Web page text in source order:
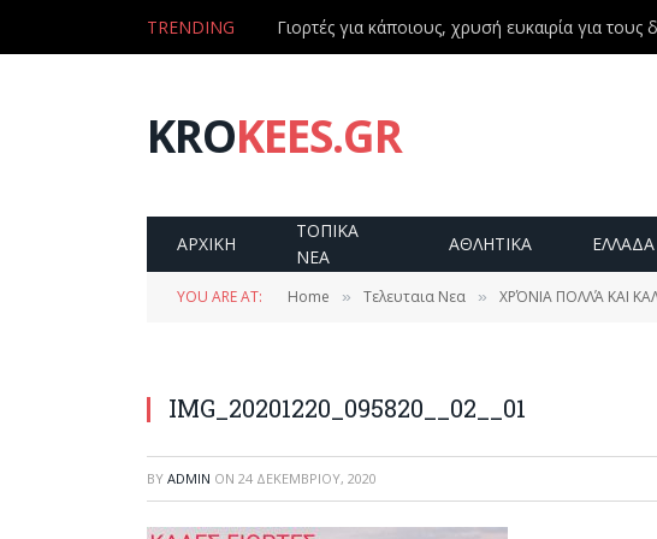
TRENDING Γιορτές για κάποιους, χρυσή ευκαιρία για τους
KROKEES.GR
ΑΡΧΙΚΗ
ΤΟΠΙΚΑ
ΝΕΑ
ΑΘΛΗΤΙΚΑ ΕΛΛΑΔΑ
YOU ARE AT: Home » Τελευταια Νεα » ΧΡΌΝΙΑ ΠΟΛΛΆ ΚΑΙ
IMG_20201220_095820__02__01
BY ADMIN ON 24 ΔΕΚΕΜΒΡΊΟΥ, 2020